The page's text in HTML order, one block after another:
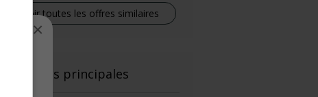
×
Voir toutes les offres similaires
Fonctions principales